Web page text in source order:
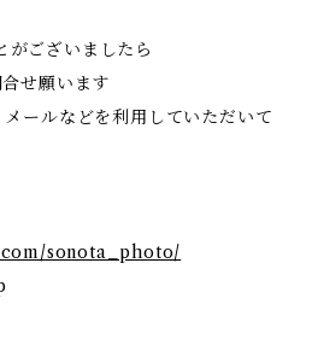
がございましたら
せ願います
ールなどを利用していただいて
sonota_photo/